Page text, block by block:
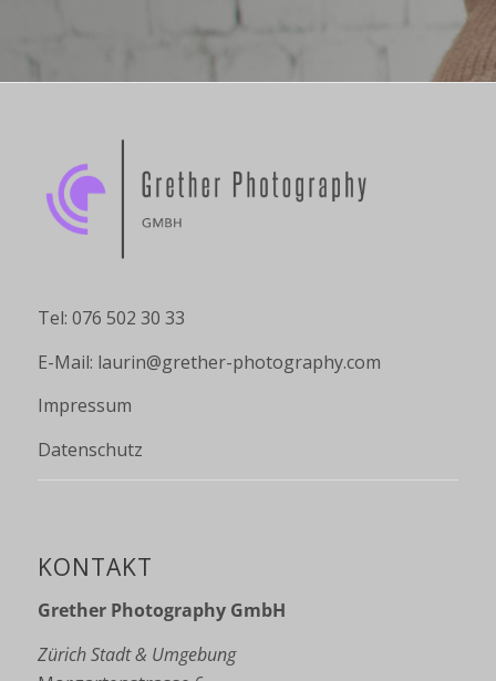
Tel: 076 502 30 33
E-Mail: laurin@grether-photography.com
Impressum
Datenschutz
KONTAKT
Grether Photography GmbH
Zürich Stadt & Umgebung